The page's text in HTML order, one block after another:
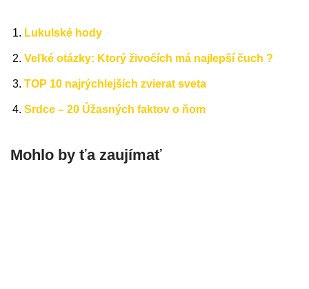
Lukulské hody
Veľké otázky: Ktorý živočích má najlepší čuch ?
TOP 10 najrýchlejších zvierat sveta
Srdce – 20 Úžasných faktov o ňom
Mohlo by ťa zaujímať